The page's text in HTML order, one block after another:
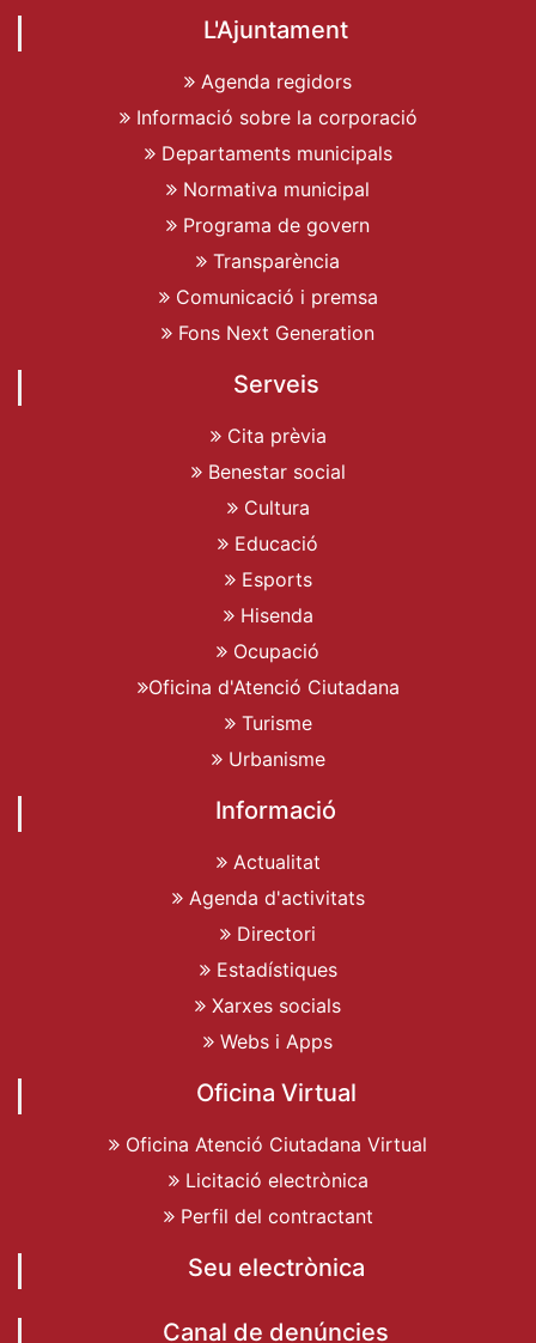
L'Ajuntament
Agenda regidors
Informació sobre la corporació
Departaments municipals
Normativa municipal
Programa de govern
Transparència
Comunicació i premsa
Fons Next Generation
Serveis
Cita prèvia
Benestar social
Cultura
Educació
Esports
Hisenda
Ocupació
Oficina d'Atenció Ciutadana
Turisme
Urbanisme
Informació
Actualitat
Agenda d'activitats
Directori
Estadístiques
Xarxes socials
Webs i Apps
Oficina Virtual
Oficina Atenció Ciutadana Virtual
Licitació electrònica
Perfil del contractant
Seu electrònica
Canal de denúncies